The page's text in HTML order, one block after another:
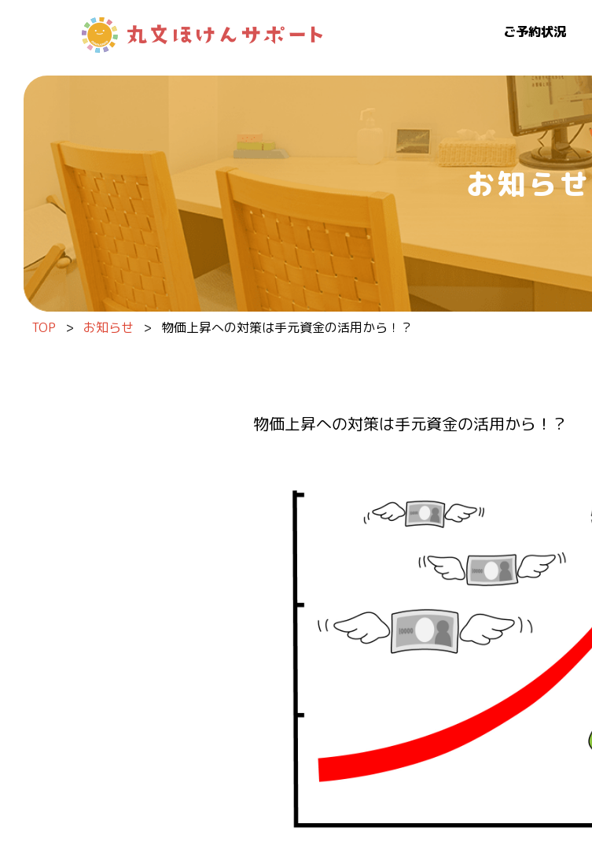
内容をスキップ
ご予約状況
お知らせ
TOP > お知らせ > 物価上昇への対策は手元資金の活用から！？
物価上昇への対策は手元資金の活用から！？